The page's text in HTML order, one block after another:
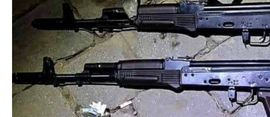
Ваш адрес email не будет опубликован.Обязательные
поля помечены*
Комментарий